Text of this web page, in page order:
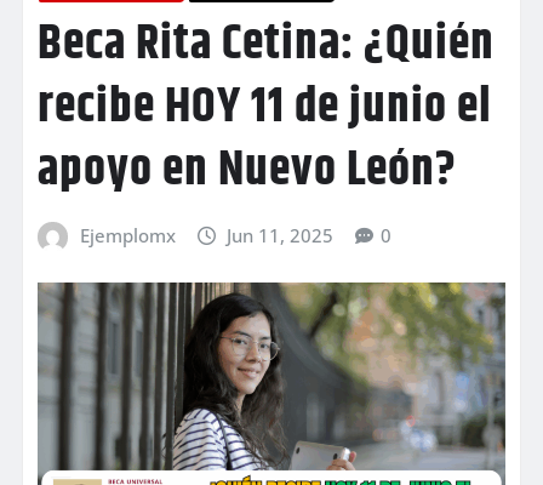
Beca Rita Cetina: ¿Quién
recibe HOY 11 de junio el
apoyo en Nuevo León?
Ejemplomx Jun 11, 2025 0